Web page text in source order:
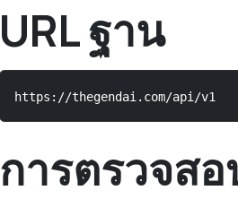
URL ฐาน
https://thegendai.com/api/v1
การตรวจส